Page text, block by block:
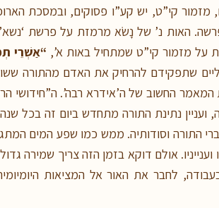
קי”ט, יש קע”ו פסוקים, ובמסכת
האות נ’ של נָשֹׂא מרמזת על פרשת
על מזמור קי”ט שמתחיל באות א’, “אַשְׁרֵי
שתפקידם להרחיק את האדם מהתורה
החשוב של ה’אידרא רבה’. ה”חידושי
נתינת התורה מתחדש ביום זה בכל
התורה וסודותיה. ממש כמו שפע המים
אולם דוקא בזמן הזה צריך שמירה
לחבר את האור אל המציאות